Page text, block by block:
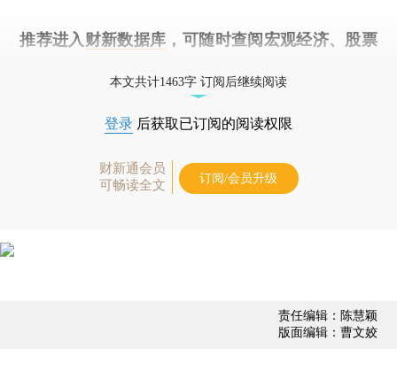
推荐进入 财新数据库 ，可随时查阅宏观经济、股票
本文共计1463字 订阅后继续阅读
登录 后获取已订阅的阅读权限
财新通会员
可畅读全文
订阅/会员升级
责任编辑：陈慧颖
版面编辑：曹文姣